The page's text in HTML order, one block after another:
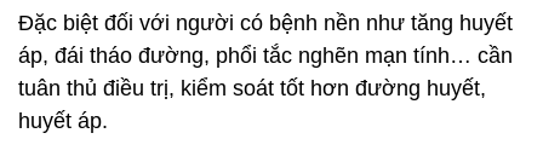
Đặc biệt đối với người có bệnh nền như tăng huyết
áp, đái tháo đường, phổi tắc nghẽn mạn tính… cần
tuân thủ điều trị, kiểm soát tốt hơn đường huyết,
huyết áp.